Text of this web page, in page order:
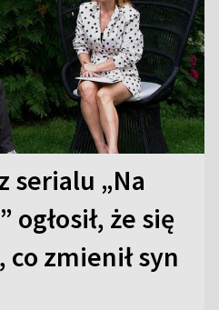
serialu „Na
ogłosił, że się
co zmienił syn